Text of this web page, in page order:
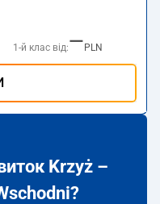
1-й клас від:— PLN
Krzyż –